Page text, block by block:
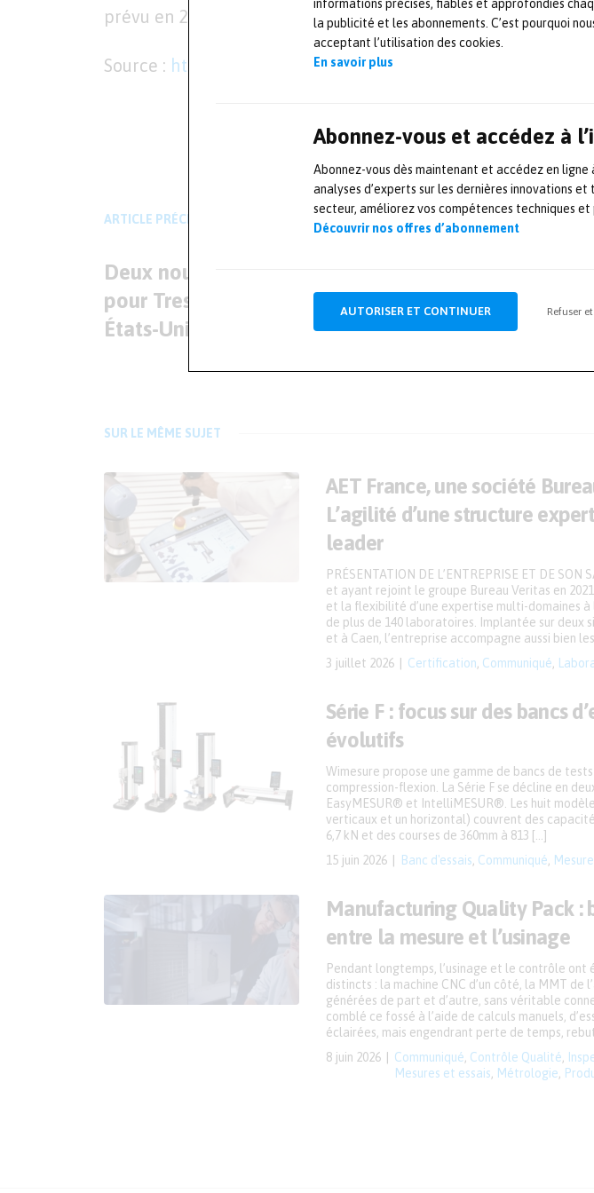
informations précises, fiables et approfondies
la publicité et les abonnements. C’est pourquoi
acceptant l’utilisation des cookies.
En savoir plus
Abonnez-vous et accédez à
Abonnez-vous dès maintenant et accédez en
analyses d’experts sur les dernières innovations
secteur, améliorez vos compétences techniques et
Découvrir nos offres d’abonnement
AUTORISER ET CONTINUER Refuser
prévu en 2019, et la première livraison en 2020.
Source : https://www.boeing.com/777x/reveal/
Mesures-et-tests.com
ARTICLE PRÉCÉDENT
Deux nouvelles acquisitions
pour Trescal en France et aux
États-Unis
ARTICLE SUIVANT
récompensé lors
« International
SUR LE MÊME SUJET
AET France, une société
L’agilité d’une structure
leader
3 juillet 2026 Certification Communiqué
PRÉSENTATION DE L’ENTREPRISE ET DE SON
et ayant rejoint le groupe Bureau Veritas en
et la flexibilité d’une expertise multi-domaines à
de plus de 140 laboratoires. Implantée sur deux
et à Caen, l’entreprise accompagne aussi bien
Série F : focus sur des bancs
évolutifs
15 juin 2026 Banc d'essais Communiqué
Wimesure propose une gamme de bancs de
compression-flexion. La Série F se décline en
EasyMESUR® et IntelliMESUR®. Les huit
verticaux et un horizontal) couvrent des
6,7 kN et des courses de 360mm à 813 […]
Manufacturing Quality Pack :
entre la mesure et l’usinage
8 juin 2026 Communiqué Contrôle Qualité
Mesures et essais
Métrologie
Pendant longtemps, l’usinage et le contrôle ont
distincts : la machine CNC d’un côté, la MMT de
générées de part et d’autre, sans véritable
comblé ce fossé à l’aide de calculs manuels,
éclairées, mais engendrant perte de temps,